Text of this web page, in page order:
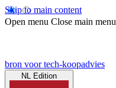
Skip to main content
Open menu Close main menu
bron voor tech-koopadvies
NL Edition